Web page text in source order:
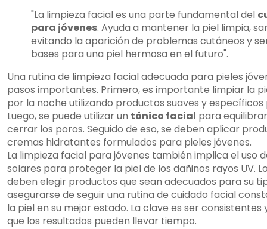
"La limpieza facial es una parte fundamental del
para jóvenes. Ayuda a mantener la piel limpia,
evitando la aparición de problemas cutáneos y
bases para una piel hermosa en el futuro".
Una rutina de limpieza facial adecuada para pieles
pasos importantes. Primero, es importante limpiar la
por la noche utilizando productos suaves y específicos
Luego, se puede utilizar un tónico facial para
cerrar los poros. Seguido de eso, se deben aplicar
cremas hidratantes formulados para pieles jóvenes.
La limpieza facial para jóvenes también implica el uso
solares para proteger la piel de los dañinos rayos UV.
deben elegir productos que sean adecuados para su
asegurarse de seguir una rutina de cuidado facial
la piel en su mejor estado. La clave es ser
que los resultados pueden llevar tiempo.